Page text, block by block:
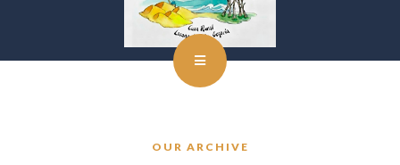
OUR ARCHIVE